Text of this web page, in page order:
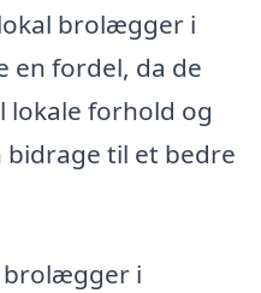
brolægger i
en fordel, da de
lokale forhold og
bidrage til et bedre
brolægger i